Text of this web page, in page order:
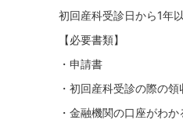
初回産科受診日から1年
【必要書類】
・申請書
・初回産科受診の際の
・金融機関の口座がわ